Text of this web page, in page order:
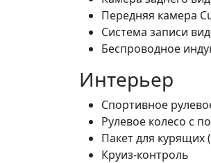
Передняя камера
Система записи
Беспроводное
Интерьер
Спортивное
Рулевое колесо с
Пакет для курящих
Круиз-контроль